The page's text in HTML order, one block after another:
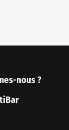
nous ?